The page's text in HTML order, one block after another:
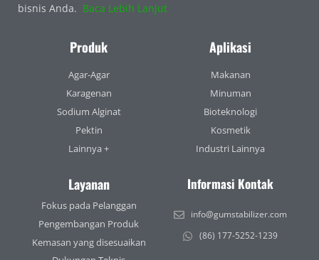
bisnis Anda. Baca Lebih Lanjut
Produk
Agar-Agar
Karagenan
Sodium Alginat
Pektin
Lainnya +
Aplikasi
Makanan
Minuman
Bioteknologi
Kosmetik
Industri Lainnya
Layanan
Fokus pada Pelanggan
Pengembangan Produk
Kemasan yang disesuaikan
Informasi Kontak
info@gumstabilizer.com
(86) 177-5252-1239